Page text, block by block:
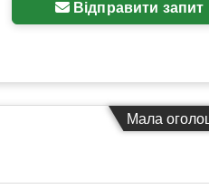
Відправити запит
Мала